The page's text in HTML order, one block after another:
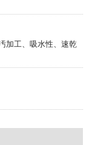
加工、吸水性、速乾